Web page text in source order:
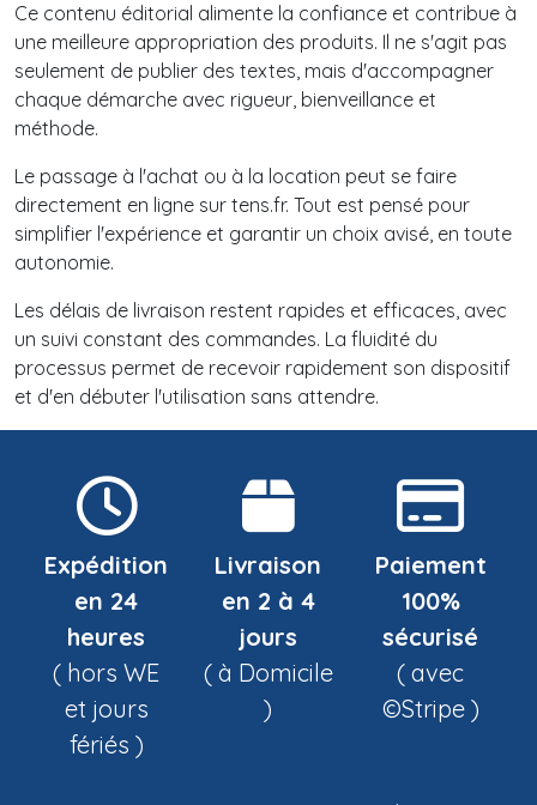
Ce contenu éditorial alimente la confiance et contribue à
une meilleure appropriation des produits. Il ne s'agit pas
seulement de publier des textes, mais d'accompagner
chaque démarche avec rigueur, bienveillance et
méthode.
Le passage à l'achat ou à la location peut se faire
directement en ligne sur tens.fr. Tout est pensé pour
simplifier l'expérience et garantir un choix avisé, en toute
autonomie.
Les délais de livraison restent rapides et efficaces, avec
un suivi constant des commandes. La fluidité du
processus permet de recevoir rapidement son dispositif
et d'en débuter l'utilisation sans attendre.
Expédition
en 24
heures
( hors WE
et jours
fériés )
Livraison
en 2 à 4
jours
( à Domicile
)
Paiement
100%
sécurisé
( avec
©Stripe )